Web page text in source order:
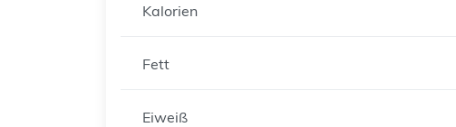
Kalorien
Fett
Eiweiß